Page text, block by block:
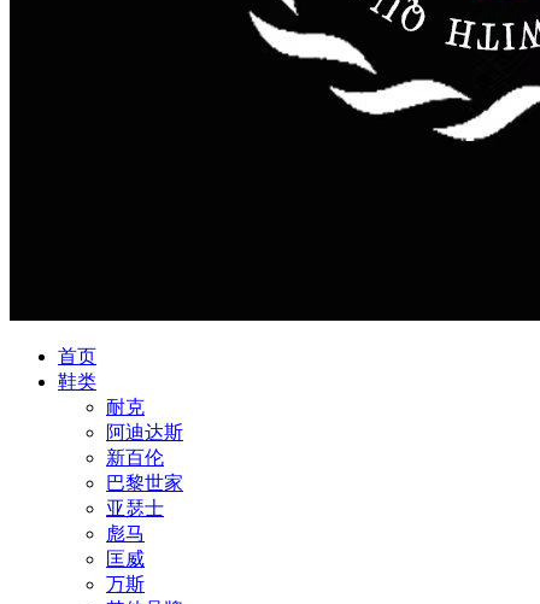
首页
鞋类
耐克
阿迪达斯
新百伦
巴黎世家
亚瑟士
彪马
匡威
万斯